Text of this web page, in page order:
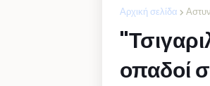
Αρχική σελίδα
οπαδοί